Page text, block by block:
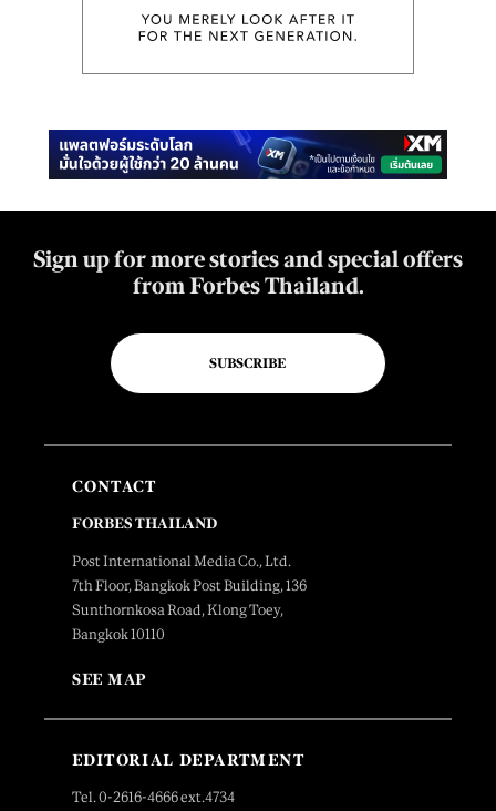
Sign up for more stories and special offers
from Forbes Thailand.
SUBSCRIBE
CONTACT
FORBES THAILAND
Post International Media Co., Ltd.
7th Floor, Bangkok Post Building, 136
Sunthornkosa Road, Klong Toey,
Bangkok 10110
SEE MAP
EDITORIAL DEPARTMENT
Tel. 0-2616-4666 ext.4734